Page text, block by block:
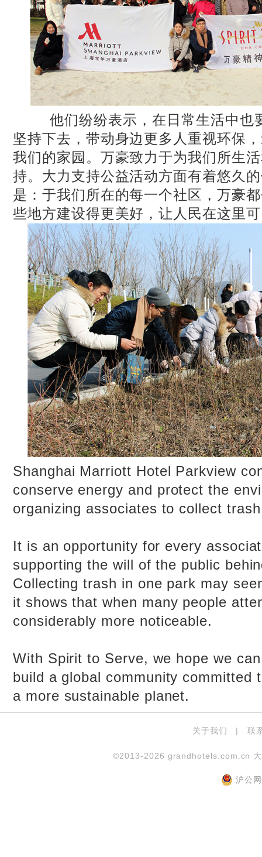
他们纷纷表示，在日常生活中也
坚持下去，带动身边更多人重视环保
我们的家园。万豪致力于为我们所生
持。大力支持公益活动方面有着悠久
是：于我们所在的每一个社区，万豪
些地方建设得更美好，让人民在这里
Shanghai Marriott Hotel Parkview
conserve energy and protect the
organizing associates to collect
It is an opportunity for every
supporting the will of the public
Collecting trash in one park may
it shows that when many people
considerably more noticeable.
With Spirit to Serve, we hope we
build a global community committed
a more sustainable planet.
关于我们 | 联
©2013-2026 grandhotels.com.cn
沪公